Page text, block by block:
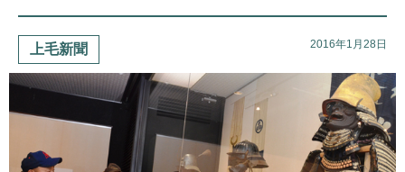
上毛新聞 2016年1月28日